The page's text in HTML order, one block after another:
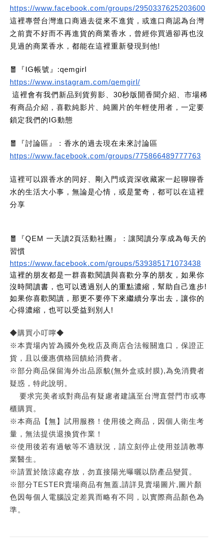
https://www.facebook.com/groups/2950337625203600
這裡專營台灣進口商過去從來不進貨，或進口商認為台灣
之前賣不好而不再進貨的商業香水，曾經你買過卻再也沒
見過的商業香水，都能在這裡重新發現到他!
🧧『IG帳號』:qemgirl
https://www.instagram.com/qemgirl/
這裡會有我們新品到貨剪影、30秒版開香聞介紹、市場稀
有商品介紹，喜歡純影片、純圖片的年輕使用者，一定要
鎖定我們的IG動態
🧧『討論區』：香水的過去現在未來討論區
https://www.facebook.com/groups/775866489777763
這裡可以跟香水的同好、剛入門或資深收藏家一起聊聊香
水的生活大小事，無論是心情，或是驚奇，都可以在這裡
分享
🧧『QEM 一天讀2頁活動社團』：讓閱讀分享成為每天的
習慣
https://www.facebook.com/groups/539385171073438
這裡的朋友都是一群喜歡閱讀與喜歡分享的朋友，如果你
沒時間讀書，也可以透過別人的重點濃縮，幫助自己進步!
如果你喜歡閱讀，那更不要停下來繼續分享出去，讓你的
心得濃縮，也可以受益到別人!
◆購買小叮嚀◆
※本賣場內皆為國外免稅店及商店合法報關進口，保證正
貨，且以優惠價格回饋給消費者。
※部分商品保留海外出品原貌(無外盒或封膜),為免消費者
疑惑，特此說明。
要求完美者或對商品有疑慮者建議至台灣直營門市或專
櫃購買。
※本商品【無】試用服務！使用後之商品，因個人衛生考
量，無法提供退換貨作業！
※使用後若有過敏等不適狀況，請立刻停止使用並請教專
業醫生。
※請置於陰涼處存放，勿直接陽光曝曬以防產品變質。
※部分TESTER賣場商品有無蓋,請詳見賣場圖片,圖片顏
色因每個人電腦設定差異而略有不同，以實際商品顏色為
準。